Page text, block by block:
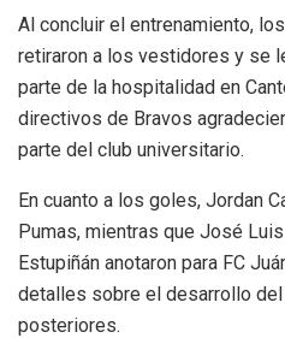
Al concluir el entrenamiento,
retiraron a los vestidores y se
parte de la hospitalidad en
directivos de Bravos
parte del club universitario.
En cuanto a los goles, Jordan
Pumas, mientras que José
Estupiñán anotaron para FC
detalles sobre el desarrollo
posteriores.